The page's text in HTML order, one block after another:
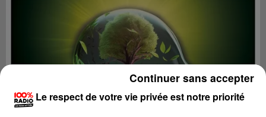
Le respect de votre vie privée est notre priorité
Continuer sans accepter